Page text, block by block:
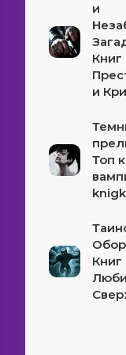
и
Книг
и
Топ